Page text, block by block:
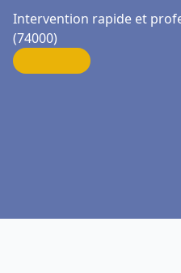
Intervention rapide et
(74000)